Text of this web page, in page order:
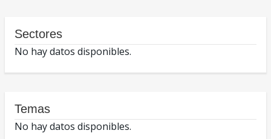
Sectores
No hay datos disponibles.
Temas
No hay datos disponibles.